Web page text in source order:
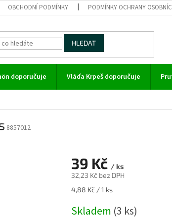
OBCHODNÍ PODMÍNKY PODMÍNKY OCHRANY
HLEDAT
doporučuje Vláďa Krpeš doporučuje
8857012
39 Kč / ks
32,23 Kč bez DPH
Měrná
4,88 Kč / 1 ks
Skladem (3 ks)